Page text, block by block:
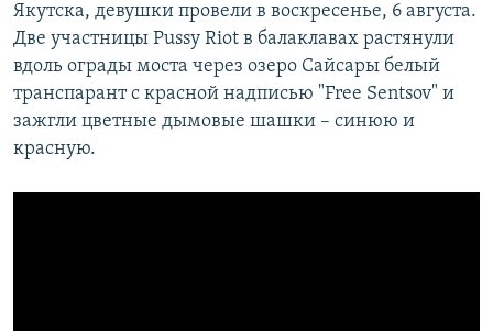
Якутска, девушки провели в воскресенье, 6 августа.
Две участницы Pussy Riot в балаклавах растянули
вдоль ограды моста через озеро Сайсары белый
транспарант с красной надписью "Free Sentsov" и
зажгли цветные дымовые шашки – синюю и
красную.